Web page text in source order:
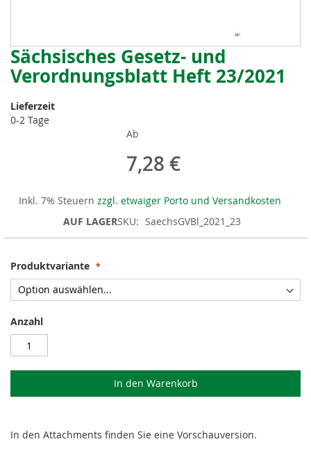
Sächsisches Gesetz- und
Verordnungsblatt Heft 23/2021
Lieferzeit
0-2 Tage
Ab
7,28 €
Inkl. 7% Steuern zzgl. etwaiger Porto und Versandkosten
AUF LAGERSKU SaechsGVBl_2021_23
Produktvariante
Anzahl
In den Warenkorb
In den Attachments finden Sie eine Vorschauversion.
Zum
Anfang
der
springen